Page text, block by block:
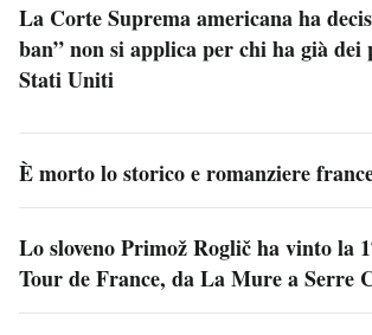
La Corte Suprema americana ha
ban” non si applica per chi ha già dei
Stati Uniti
È morto lo storico e romanziere
Lo sloveno Primož Roglič ha vinto la
Tour de France, da La Mure a Serre